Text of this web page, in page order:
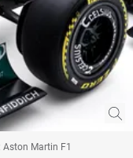
Aston Martin F1